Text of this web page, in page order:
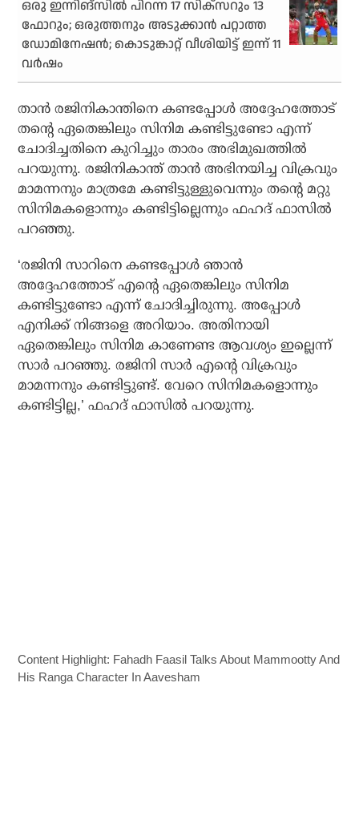
ഒരു ഇന്നിങ്‌സില്‍ പിറന്ന 17 സിക്‌സറും 13
ഫോറും; ഒരുത്തനും അടുക്കാന്‍ പറ്റാത്ത
ഡോമിനേഷന്‍; കൊടുങ്കാറ്റ് വീശിയിട്ട് ഇന്ന് 11
വര്‍ഷം
താന്‍ രജിനികാന്തിനെ കണ്ടപ്പോള്‍ അദ്ദേഹത്തോട്
തന്റെ ഏതെങ്കിലും സിനിമ കണ്ടിട്ടുണ്ടോ എന്ന്
ചോദിച്ചതിനെ കുറിച്ചും താരം അഭിമുഖത്തില്‍
പറയുന്നു. രജിനികാന്ത് താന്‍ അഭിനയിച്ച വിക്രവും
മാമന്നനും മാത്രമേ കണ്ടിട്ടുള്ളുവെന്നും തന്റെ മറ്റു
സിനിമകളൊന്നും കണ്ടിട്ടില്ലെന്നും ഫഹദ് ഫാസില്‍
പറഞ്ഞു.
‘രജിനി സാറിനെ കണ്ടപ്പോള്‍ ഞാന്‍
അദ്ദേഹത്തോട് എന്റെ ഏതെങ്കിലും സിനിമ
കണ്ടിട്ടുണ്ടോ എന്ന് ചോദിച്ചിരുന്നു. അപ്പോള്‍
എനിക്ക് നിങ്ങളെ അറിയാം. അതിനായി
ഏതെങ്കിലും സിനിമ കാണേണ്ട ആവശ്യം ഇല്ലെന്ന്
സാര്‍ പറഞ്ഞു. രജിനി സാര്‍ എന്റെ വിക്രവും
മാമന്നനും കണ്ടിട്ടുണ്ട്. വേറെ സിനിമകളൊന്നും
കണ്ടിട്ടില്ല,’ ഫഹദ് ഫാസില്‍ പറയുന്നു.
Content Highlight: Fahadh Faasil Talks About Mammootty And
His Ranga Character In Aavesham